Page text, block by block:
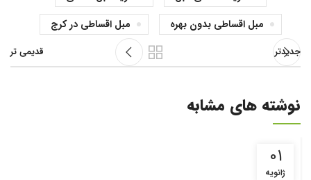
مبل اقساطی بدون بهره
مبل اقساطی در کرج
جدیدتر قدیمی تر
نوشته های مشابه
01
ژانویه